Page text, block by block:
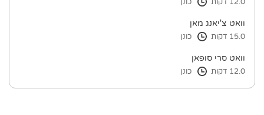
וואט צ'יאנג מאן
15.0 דקות כונן
וואט סרי סופאן
12.0 דקות כונן